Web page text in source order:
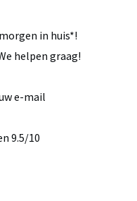
in huis*!
helpen graag!
e-mail
9.5/10